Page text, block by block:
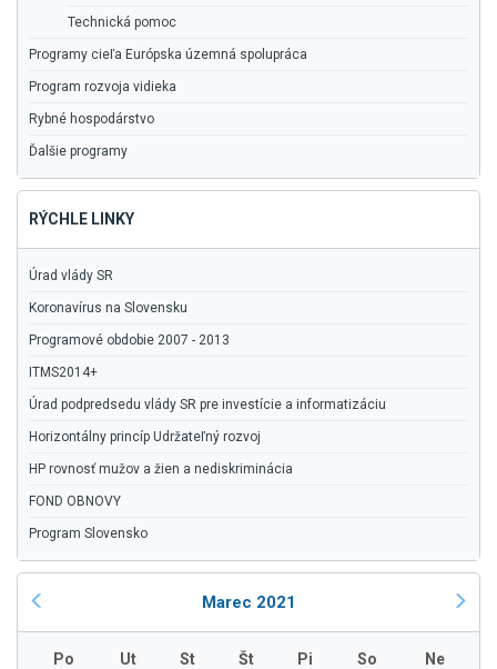
Technická pomoc
Programy cieľa Európska územná spolupráca
Program rozvoja vidieka
Rybné hospodárstvo
Ďalšie programy
RÝCHLE LINKY
Úrad vlády SR
Koronavírus na Slovensku
Programové obdobie 2007 - 2013
ITMS2014+
Úrad podpredsedu vlády SR pre investície a informatizáciu
Horizontálny princíp Udržateľný rozvoj
HP rovnosť mužov a žien a nediskriminácia
FOND OBNOVY
Program Slovensko
Marec 2021
Po Ut St Št Pi So
Ne